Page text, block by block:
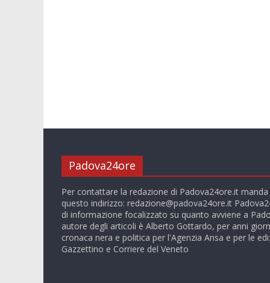
Padova24ore
Per contattare la redazione di Padova24ore.it
questo indirizzo: redazione@padova24ore.it
di informazione focalizzato su quanto avviene a
autore degli articoli è Alberto Gottardo, per anni
cronaca nera e politica per l'Agenzia Ansa e per le
Gazzettino e Corriere del Veneto